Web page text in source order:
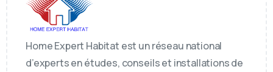
Home Expert Habitat est un réseau national
d’experts en études, conseils et installations de